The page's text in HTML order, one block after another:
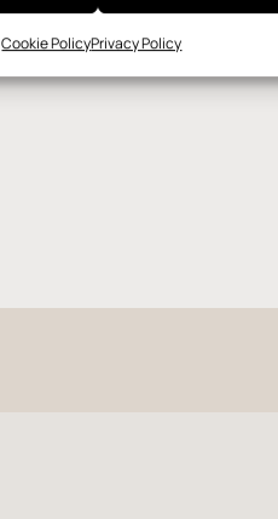
Cookie PolicyPrivacy Policy